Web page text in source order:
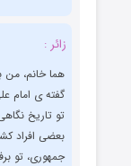
زائر :
هما خانم، من
گفته ی امام
تو تاریخ
بعضی افراد
جمهوری، تو